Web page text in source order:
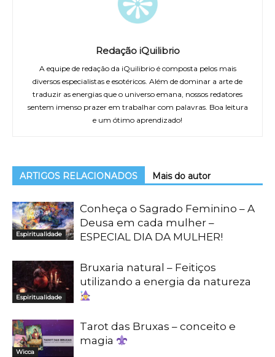
Redação iQuilibrio
A equipe de redação da iQuilibrio é composta pelos mais
diversos especialistas e esotéricos. Além de dominar a arte de
traduzir as energias que o universo emana, nossos redatores
sentem imenso prazer em trabalhar com palavras. Boa leitura
e um ótimo aprendizado!
ARTIGOS RELACIONADOS Mais do autor
Espiritualidade
Conheça o Sagrado Feminino – A
Deusa em cada mulher –
ESPECIAL DIA DA MULHER!
Espiritualidade
Bruxaria natural – Feitiços
utilizando a energia da natureza
Wicca
Tarot das Bruxas – conceito e
magia